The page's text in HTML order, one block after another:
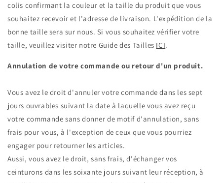
colis confirmant la couleur et la taille du produit que vous
souhaitez recevoir et l'adresse de livraison. L'expédition de la
bonne taille sera sur nous. Si vous souhaitez vérifier votre
taille, veuillez visiter notre Guide des Tailles ICI.
Annulation de votre commande ou retour d'un produit.
Vous avez le droit d'annuler votre commande dans les sept
jours ouvrables suivant la date à laquelle vous avez reçu
votre commande sans donner de motif d'annulation, sans
frais pour vous, à l'exception de ceux que vous pourriez
engager pour retourner les articles.
Aussi, vous avez le droit, sans frais, d'échanger vos
ceinturons dans les soixante jours suivant leur réception, à